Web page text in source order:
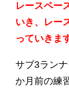
レースペー
いき、レー
っていきま
サブ3ラン
か月前の練